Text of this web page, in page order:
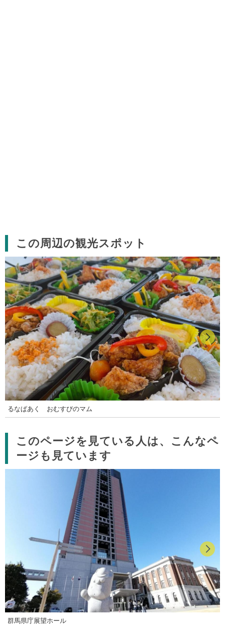
この周辺の観光スポット
るなぱあく おむすびのマム
このページを見ている人は、こんなペ
ージも見ています
群馬県庁展望ホール